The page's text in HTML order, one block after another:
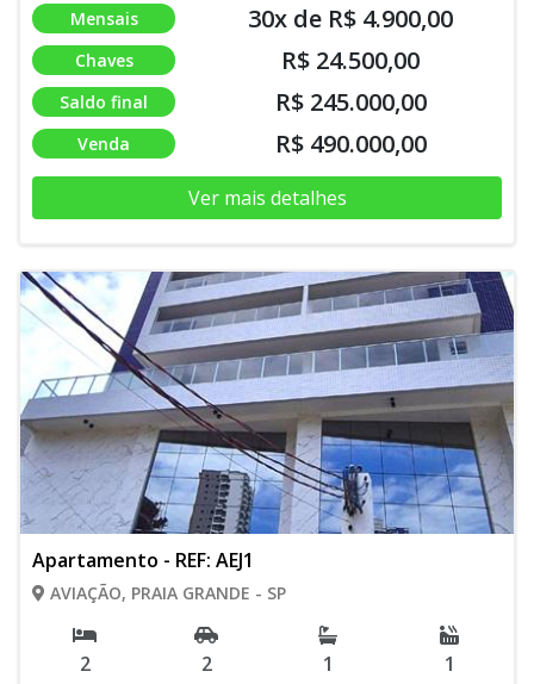
Mensais 30x de R$ 4.900,00
Chaves R$ 24.500,00
Saldo final R$ 245.000,00
Venda R$ 490.000,00
Ver mais detalhes
Apartamento - REF: AEJ1
AVIAÇÃO, PRAIA GRANDE - SP
2 2 1 1